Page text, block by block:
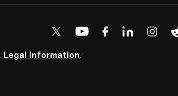
Legal Information